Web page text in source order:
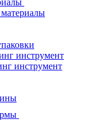
инструмент
инструмент